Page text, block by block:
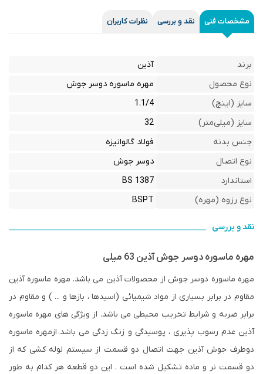
مشخصات فنی نقد و بررسی نظرات کاربران
برند
آذین
نوع محصول
مهره ماسوره دوسر جوش
سایز (اینچ)
1.1/4
سایز (میلی‌متر)
32
جنس بدنه
فولاد گالوانیزه
نوع اتصال
دوسر جوش
استاندارد
BS 1387
نوع رزوه (مهره)
BSPT
نقد و بررسی
مهره ماسوره دوسر جوش آذین 63 میلی
مهره ماسوره دوسر جوش از محصولات آذین می باشد. مهره ماسوره آذین
مقاوم در برابر بسیاری از مواد شیمیائی (اسیدها ، بازها و ... ) و مقاوم در
برابر ضربه و شرایط تخریب محیطی می باشد. از ویژگی های مهره ماسوره
آذین عدم رسوب پذیری ، پوسیدگی و زنگ زدگی می باشد. ازمهره ماسوره
دوطرف جوش آذین جهت اتصال دو قسمت از سیستم لوله کشی که از
دو قسمت نر و ماده تشکیل شده است . این دو قطعه هر کدام به طور